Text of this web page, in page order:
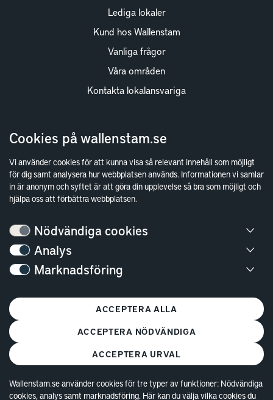
Cookies på wallenstam.se
Vi använder cookies för att kunna visa så relevant innehåll som möjligt
för dig samt analysera hur webbplatsen används. Informationen vi samlar
in är anonym och syftet är att göra din upplevelse så bra som möjligt och
hjälpa oss att förbättra webbplatsen.
Nödvändiga cookies
Analys
Marknadsföring
ACCEPTERA ALLA
ACCEPTERA NÖDVÄNDIGA
ACCEPTERA URVAL
Wallenstam.se använder cookies för tre typer av funktioner: Nödvändiga
cookies, analys samt marknadsföring. Här kan du välja vilka cookies du
Lediga lokaler
Kund hos Wallenstam
Vanliga frågor
Våra områden
Kontakta lokalansvariga
Finansiella rapporter
Sök fakturamottagare
Hållbarhet
Kontakt
Kundservice
Göteborg